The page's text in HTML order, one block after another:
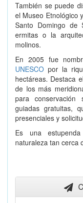
También se puede
el Museo Etnológico
Santo Domingo de
ermitas o la
molinos.
En 2005 fue
UNESCO por la
hectáreas. Destaca el
de los más
para
guiadas gratuitas,
presenciales y
Es una
naturaleza tan cerca